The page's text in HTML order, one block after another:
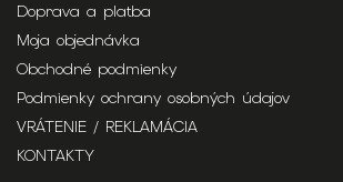
Doprava a platba
Moja objednávka
Obchodné podmienky
Podmienky ochrany osobných údajov
VRÁTENIE / REKLAMÁCIA
KONTAKTY